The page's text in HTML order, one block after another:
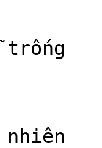
trống